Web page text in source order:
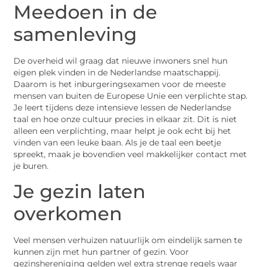
Meedoen in de
samenleving
De overheid wil graag dat nieuwe inwoners snel hun
eigen plek vinden in de Nederlandse maatschappij.
Daarom is het inburgeringsexamen voor de meeste
mensen van buiten de Europese Unie een verplichte stap.
Je leert tijdens deze intensieve lessen de Nederlandse
taal en hoe onze cultuur precies in elkaar zit. Dit is niet
alleen een verplichting, maar helpt je ook echt bij het
vinden van een leuke baan. Als je de taal een beetje
spreekt, maak je bovendien veel makkelijker contact met
je buren.
Je gezin laten
overkomen
Veel mensen verhuizen natuurlijk om eindelijk samen te
kunnen zijn met hun partner of gezin. Voor
gezinshereniging gelden wel extra strenge regels waar